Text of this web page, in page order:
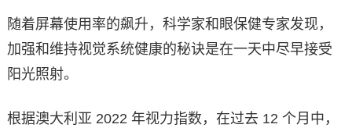
随着屏幕使用率的飙升，科学家和眼保健专家发现，
加强和维持视觉系统健康的秘诀是在一天中尽早接受
阳光照射。
根据澳大利亚 2022 年视力指数，在过去 12 个月中，